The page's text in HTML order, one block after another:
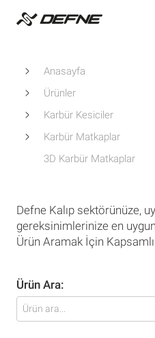
Anasayfa
Ürünler
Karbür Kesiciler
Karbür Matkaplar
3D Karbür Matkaplar
Defne Kalıp sektörünüze,
gereksinimlerinize en
Ürün Aramak İçin
Ürün Ara: